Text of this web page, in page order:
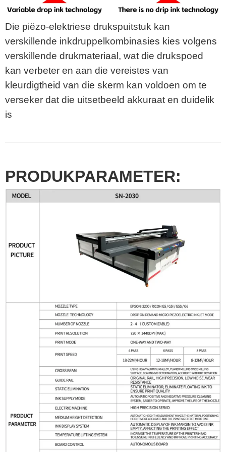
Die piëzo-elektriese drukspuitstuk kan
verskillende inkdruppelkombinasies kies volgens
verskillende drukmateriaal, wat die drukspoed
kan verbeter en aan die vereistes van
kleurdigtheid van die skerm kan voldoen om te
verseker dat die uitsetbeeld akkuraat en duidelik
is
PRODUKPARAMETER: